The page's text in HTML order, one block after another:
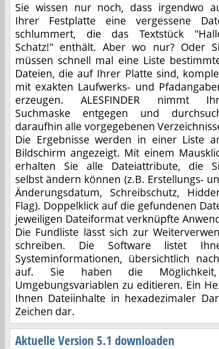
Sie wissen nur noch, dass irgendwo
Ihrer Festplatte eine vergessene
schlummert, die das Textstück
Schatz!" enthält. Aber wo nur? Oder
müssen schnell mal eine Liste
Dateien, die auf Ihrer Platte sind,
mit exakten Laufwerks- und
erzeugen. ALESFINDER nimmt
Suchmaske entgegen und
daraufhin alle vorgegebenen
Die Ergebnisse werden in einer Liste
Bildschirm angezeigt. Mit einem
erhalten Sie alle Dateiattribute, die
selbst ändern können (z.B. Erstellungs-
Änderungsdatum, Schreibschutz,
Flag). Doppelklick auf die gefundenen
jeweiligen Dateiformat verknüpfte
Die Fundliste lässt sich zur
schreiben. Die Software listet
Systeminformationen, übersichtlich
auf. Sie haben die
Umgebungsvariablen zu editieren. Ein
Ihnen Dateiinhalte in hexadezimaler
Zeichen dar.
Aktuelle Version 5.1 downloaden